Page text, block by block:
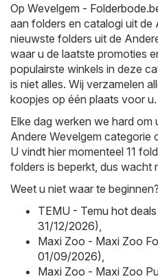
Op Wevelgem -
aan folders en catalogi uit de
nieuwste folders uit de
waar u de laatste promoties
populairste winkels in deze
is niet alles. Wij verzamelen
koopjes op één plaats voor u.
Elke dag werken we hard
Andere Wevelgem categorie
U vindt hier momenteel 11
folders is beperkt, dus wacht
Weet u niet waar te
TEMU - Temu hot
31/12/2026)
Maxi Zoo - Maxi Zoo
01/09/2026)
Maxi Zoo - Maxi Zoo